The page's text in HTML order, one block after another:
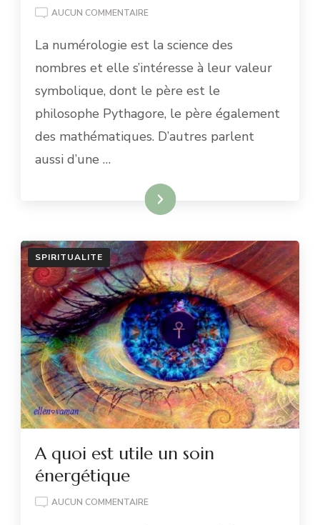
AUCUN COMMENTAIRELA
:
VÉRITABLE
OUTIL
DÉVELOPPEMENT
PERSONNEL
La numérologie est la science des
nombres et elle s’intéresse à leur valeur
symbolique, dont le père est le
philosophe Pythagore, le père également
des mathématiques. D’autres parlent
aussi d’une …
LIRE PLUS
SPIRITUALITE
A quoi est utile un soin
énergétique
AUCUN COMMENTAIREA